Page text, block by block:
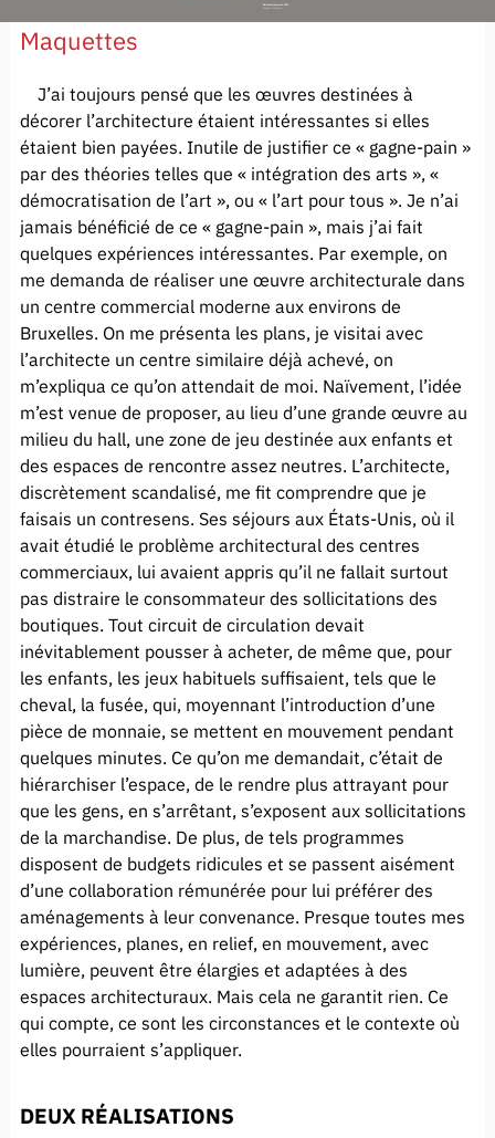
Relief vert et violet, 1971
bois peint, 70 x 70 x 9 cm
Maquettes
J’ai toujours pensé que les œuvres destinées à
décorer l’architecture étaient intéressantes si elles
étaient bien payées. Inutile de justifier ce « gagne-pain »
par des théories telles que « intégration des arts », «
démocratisation de l’art », ou « l’art pour tous ». Je n’ai
jamais bénéficié de ce « gagne-pain », mais j’ai fait
quelques expériences intéressantes. Par exemple, on
me demanda de réaliser une œuvre architecturale dans
un centre commercial moderne aux environs de
Bruxelles. On me présenta les plans, je visitai avec
l’architecte un centre similaire déjà achevé, on
m’expliqua ce qu’on attendait de moi. Naïvement, l’idée
m’est venue de proposer, au lieu d’une grande œuvre au
milieu du hall, une zone de jeu destinée aux enfants et
des espaces de rencontre assez neutres. L’architecte,
discrètement scandalisé, me fit comprendre que je
faisais un contresens. Ses séjours aux États-Unis, où il
avait étudié le problème architectural des centres
commerciaux, lui avaient appris qu’il ne fallait surtout
pas distraire le consommateur des sollicitations des
boutiques. Tout circuit de circulation devait
inévitablement pousser à acheter, de même que, pour
les enfants, les jeux habituels suffisaient, tels que le
cheval, la fusée, qui, moyennant l’introduction d’une
pièce de monnaie, se mettent en mouvement pendant
quelques minutes. Ce qu’on me demandait, c’était de
hiérarchiser l’espace, de le rendre plus attrayant pour
que les gens, en s’arrêtant, s’exposent aux sollicitations
de la marchandise. De plus, de tels programmes
disposent de budgets ridicules et se passent aisément
d’une collaboration rémunérée pour lui préférer des
aménagements à leur convenance. Presque toutes mes
expériences, planes, en relief, en mouvement, avec
lumière, peuvent être élargies et adaptées à des
espaces architecturaux. Mais cela ne garantit rien. Ce
qui compte, ce sont les circonstances et le contexte où
elles pourraient s’appliquer.
DEUX RÉALISATIONS